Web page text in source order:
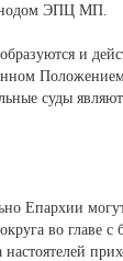
ЭПЦ МП.
и
суды
Епархии
во главе
настоятелей